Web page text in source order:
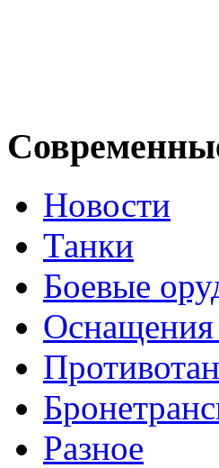
Новости
Танки
Боевые
Оснащения
Разное